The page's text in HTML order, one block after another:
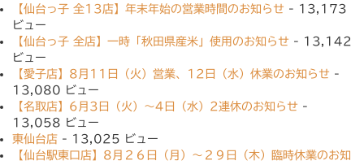
【仙台っ子 全13店】年末年始の営業時間のお知らせ - 13,173
ビュー
【仙台っ子 全店】一時「秋田県産米」使用のお知らせ - 13,142
ビュー
【愛子店】8月11日（火）営業、12日（水）休業のお知らせ -
13,080 ビュー
【名取店】6月3日（火）〜4日（水）2連休のお知らせ -
13,058 ビュー
東仙台店 - 13,025 ビュー
【仙台駅東口店】8月２６日（月）〜２９日（木）臨時休業のお知